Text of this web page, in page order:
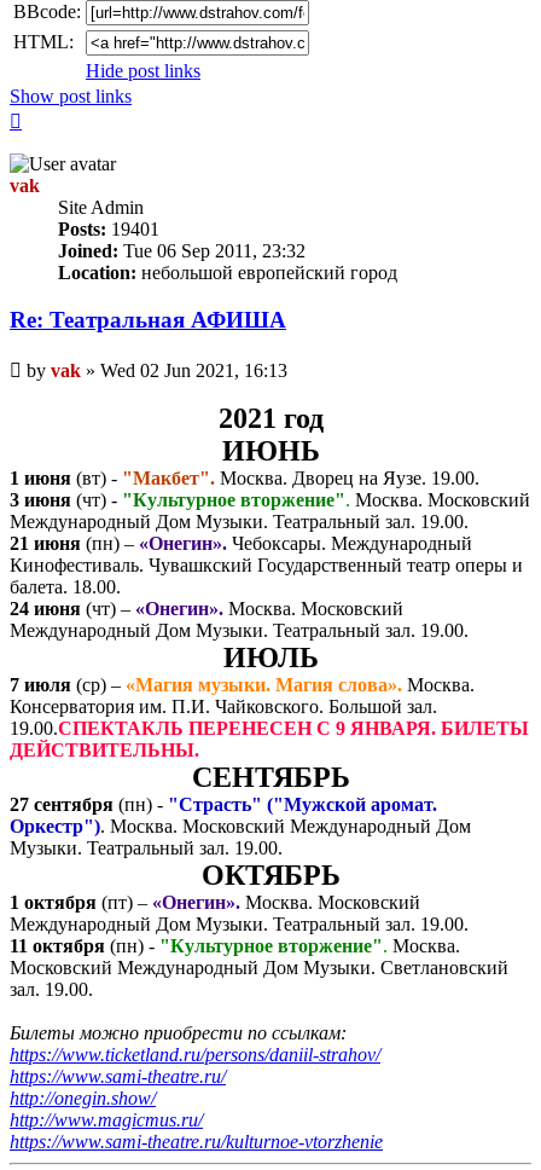
BBcode:
HTML:
Hide post links
Show post links
vak
Site Admin
Posts: 19401
Joined: Tue 06 Sep 2011, 23:32
Location: небольшой европейский город
Re: Театральная АФИША
Unread
post
by vak » Wed 02 Jun 2021, 16:13
2021 год
ИЮНЬ
1 июня (вт) - "Макбет". Москва. Дворец на Яузе. 19.00.
3 июня (чт) - "Культурное вторжение". Москва. Московский
Международный Дом Музыки. Театральный зал. 19.00.
21 июня (пн) – «Онегин». Чебоксары. Международный
Кинофестиваль. Чувашкский Государственный театр оперы и
балета. 18.00.
24 июня (чт) – «Онегин». Москва. Московский
Международный Дом Музыки. Театральный зал. 19.00.
ИЮЛЬ
7 июля (ср) – «Магия музыки. Магия слова». Москва.
Консерватория им. П.И. Чайковского. Большой зал.
19.00.СПЕКТАКЛЬ ПЕРЕНЕСЕН С 9 ЯНВАРЯ. БИЛЕТЫ
ДЕЙСТВИТЕЛЬНЫ.
СЕНТЯБРЬ
27 сентября (пн) - "Страсть" ("Мужской аромат.
Оркестр"). Москва. Московский Международный Дом
Музыки. Театральный зал. 19.00.
ОКТЯБРЬ
1 октября (пт) – «Онегин». Москва. Московский
Международный Дом Музыки. Театральный зал. 19.00.
11 октября (пн) - "Культурное вторжение". Москва.
Московский Международный Дом Музыки. Светлановский
зал. 19.00.
Билеты можно приобрести по ссылкам:
https://www.ticketland.ru/persons/daniil-strahov/
https://www.sami-theatre.ru/
http://onegin.show/
http://www.magicmus.ru/
https://www.sami-theatre.ru/kulturnoe-vtorzhenie